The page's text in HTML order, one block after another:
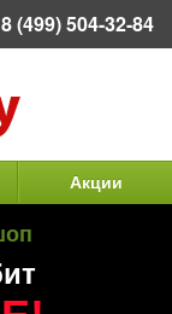
Акции
8 (499) 504-32-84